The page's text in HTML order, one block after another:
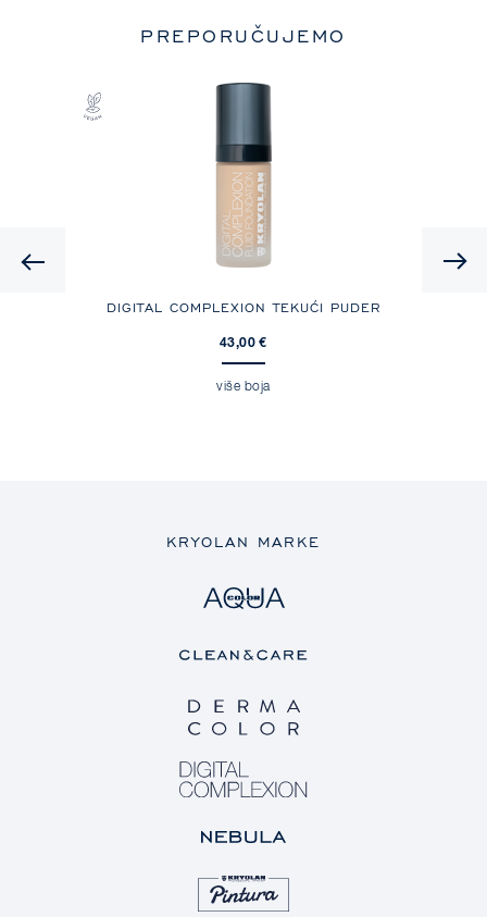
PREPORUČUJEMO
Previous
DIGITAL COMPLEXION TEKUĆI PUDER
43,00 €
više boja
KRYOLAN MARKE